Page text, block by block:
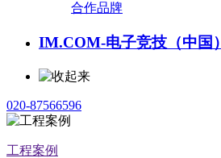
合作品牌
IM.COM-电子竞技（中国）
020-87566596
工程案例